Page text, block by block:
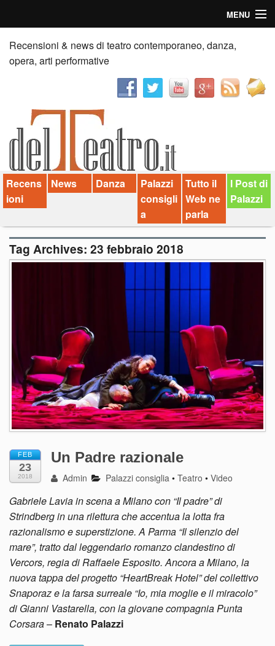
MENU
Home
Recensioni
News
Palazzi consiglia
Video
Chi siamo
Contatti
Recensioni & news di teatro contemporaneo, danza,
opera, arti performative
Recens
ioni
News Danza
Palazzi
consigli
a
Tutto il
Web ne
parla
I Post di
Palazzi
Tag Archives: 23 febbraio 2018
FEB
23
2018
Un Padre razionale
Admin Palazzi consiglia •Teatro •Video
Gabriele Lavia in scena a Milano con “Il padre” di
Strindberg in una rilettura che accentua la lotta fra
razionalismo e superstizione. A Parma “Il silenzio del
mare”, tratto dal leggendario romanzo clandestino di
Vercors, regia di Raffaele Esposito. Ancora a Milano, la
nuova tappa del progetto “HeartBreak Hotel” del collettivo
Snaporaz e la farsa surreale “Io, mia moglie e il miracolo”
di Gianni Vastarella, con la giovane compagnia Punta
Corsara– Renato Palazzi